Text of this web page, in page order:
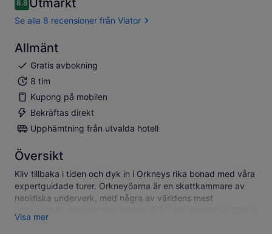
8.88.8 av 10
Utmärkt
Se alla 8 recensioner från Viator
Allmänt
Gratis avbokning
8 tim
Kupong på mobilen
Bekräftas direkt
Upphämtning från utvalda hotell
Översikt
Kliv tillbaka i tiden och dyk in i Orkneys rika bonad med våra
expertguidade turer. Orkneyöarna är en skattkammare av
neolitiska underverk, med några av världens mest
Brae till den majestätiska Ring of Brodgar, erbjuder våra turer
Visa mer